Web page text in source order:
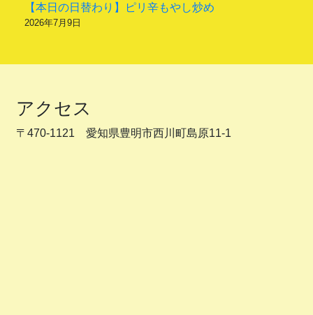
【本日の日替わり】ピリ辛もやし炒め
2026年7月9日
アクセス
〒470-1121 愛知県豊明市西川町島原11-1